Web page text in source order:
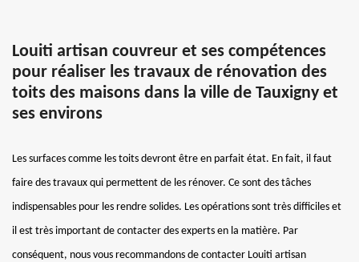
Louiti artisan couvreur et ses compétences
pour réaliser les travaux de rénovation des
toits des maisons dans la ville de Tauxigny et
ses environs
Les surfaces comme les toits devront être en parfait état. En fait, il faut
faire des travaux qui permettent de les rénover. Ce sont des tâches
indispensables pour les rendre solides. Les opérations sont très difficiles et
il est très important de contacter des experts en la matière. Par
conséquent, nous vous recommandons de contacter Louiti artisan